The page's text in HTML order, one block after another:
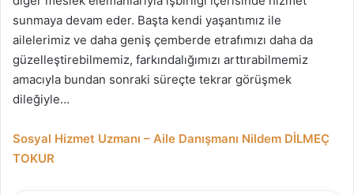
sunmaya devam eder. Başta kendi yaşantımız ile
ailelerimiz ve daha geniş çemberde etrafımızı daha da
güzelleştirebilmemiz, farkındalığımızı arttırabilmemiz
amacıyla bundan sonraki süreçte tekrar görüşmek
dileğiyle…
Sosyal Hizmet Uzmanı – Aile Danışmanı Nildem DİLMEÇ
TOKUR